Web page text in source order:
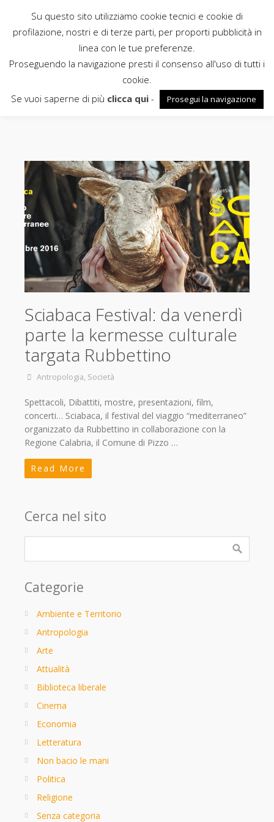
Rubbettino
grand tour
Sciabaca Festival: da venerdì
parte la kermesse culturale
targata Rubbettino
Antropologia, Società
Spettacoli, Dibattiti, mostre, presentazioni, film,
concerti… Sciabaca, il festival del viaggio “mediterraneo”
organizzato da Rubbettino in collaborazione con la
Regione Calabria, il Comune di Pizzo …
Read More
Cerca nel sito
Categorie
Ambiente e Territorio
Antropologia
Arte
Attualità
Biblioteca liberale
Cinema
Economia
Letteratura
Non bacio le mani
Politica
Religione
Senza categoria
Su questo sito utilizziamo cookie tecnici e cookie di
profilazione, nostri e di terze parti, per proporti pubblicità in
linea con le tue preferenze.
Proseguendo la navigazione presti il consenso all'uso di tutti i
cookie.
Se vuoi saperne di più clicca qui- Prosegui la navigazione